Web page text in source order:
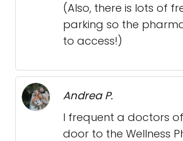
(Also, there is lots of
parking so the
to access!)
Andrea P.
I frequent a doctors
door to the Wellness